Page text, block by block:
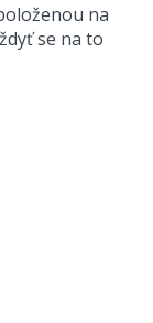
na
se na to